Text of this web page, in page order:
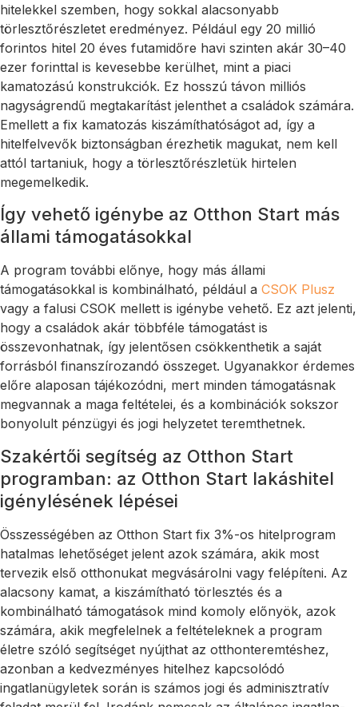
hitelekkel szemben, hogy sokkal alacsonyabb
törlesztőrészletet eredményez. Például egy 20 millió
forintos hitel 20 éves futamidőre havi szinten akár 30–40
ezer forinttal is kevesebbe kerülhet, mint a piaci
kamatozású konstrukciók. Ez hosszú távon milliós
nagyságrendű megtakarítást jelenthet a családok számára.
Emellett a fix kamatozás kiszámíthatóságot ad, így a
hitelfelvevők biztonságban érezhetik magukat, nem kell
attól tartaniuk, hogy a törlesztőrészletük hirtelen
megemelkedik.
Így vehető igénybe az Otthon Start más
állami támogatásokkal
A program további előnye, hogy más állami
támogatásokkal is kombinálható, például a CSOK Plusz
vagy a falusi CSOK mellett is igénybe vehető. Ez azt jelenti,
hogy a családok akár többféle támogatást is
összevonhatnak, így jelentősen csökkenthetik a saját
forrásból finanszírozandó összeget. Ugyanakkor érdemes
előre alaposan tájékozódni, mert minden támogatásnak
megvannak a maga feltételei, és a kombinációk sokszor
bonyolult pénzügyi és jogi helyzetet teremthetnek.
Szakértői segítség az Otthon Start
programban: az Otthon Start lakáshitel
igénylésének lépései
Összességében az Otthon Start fix 3%-os hitelprogram
hatalmas lehetőséget jelent azok számára, akik most
tervezik első otthonukat megvásárolni vagy felépíteni. Az
alacsony kamat, a kiszámítható törlesztés és a
kombinálható támogatások mind komoly előnyök, azok
számára, akik megfelelnek a feltételeknek a program
életre szóló segítséget nyújthat az otthonteremtéshez,
azonban a kedvezményes hitelhez kapcsolódó
ingatlanügyletek során is számos jogi és adminisztratív